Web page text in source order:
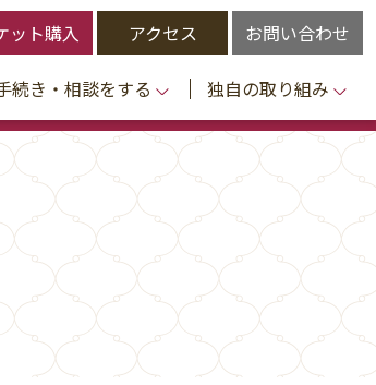
ット購入 アクセス お問い合わせ
続き・相談をする 独自の取り組み